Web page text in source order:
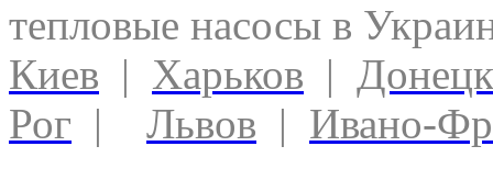
тепловые насосы в
Киев | Харьков | Донецк
Рог | Львов | Ивано-